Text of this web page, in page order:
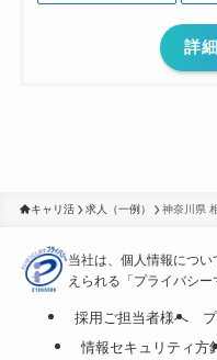
詳
キャリ活 求人（一例） 神奈川県
当社は、個人情報につ
えられる「プライバシー
採用ご担当者様へ
情報セキュリティ方